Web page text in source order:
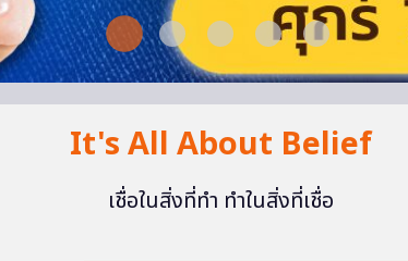
It's All About Belief
เชื่อในสิ่งที่ทำ ทำในสิ่งที่เชื่อ